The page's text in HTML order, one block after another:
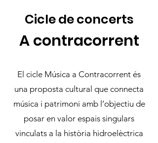
Cicle de concerts
A contracorrent
El cicle Música a Contracorrent és
una proposta cultural que connecta
música i patrimoni amb l’objectiu de
posar en valor espais singulars
vinculats a la història hidroelèctrica